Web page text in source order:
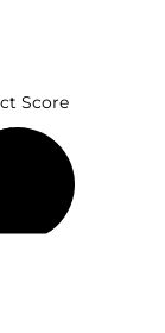
Score